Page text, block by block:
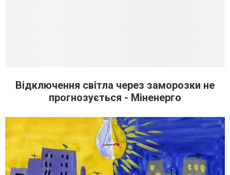
Відключення світла через заморозки не
прогнозується - Міненерго